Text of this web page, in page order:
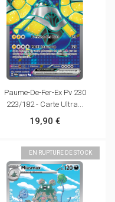
Paume-De-Fer-Ex Pv 230
223/182 - Carte Ultra...
19,90 €
EN RUPTURE DE STOCK